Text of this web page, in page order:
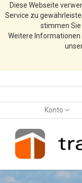
Diese Webseite
Service zu
stimmen Sie
Weitere Informationen
Konto